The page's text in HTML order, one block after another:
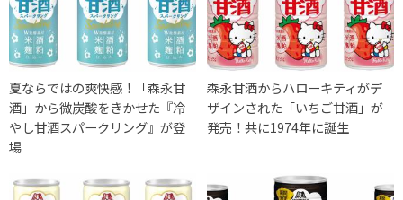
夏ならではの爽快感！「森永甘
酒」から微炭酸をきかせた『冷
やし甘酒スパークリング』が登
場
森永甘酒からハローキティがデ
ザインされた「いちご甘酒」が
発売！共に1974年に誕生